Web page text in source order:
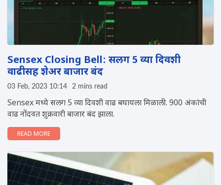
Sensex Closing Bell: सलग 5 व्या दिवशी
वाढीसह शेअर बाजार बंद
03 Feb, 2023 10:14 2 mins read
Sensex मध्ये सलग 5 व्या दिवशी वाढ बघायला मिळाली. 900 अंकांची
वाढ नोंदवत शुक्रवारी बाजार बंद झाला.
READ MORE